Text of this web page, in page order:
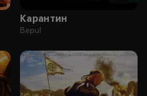
Карантин
Bepul